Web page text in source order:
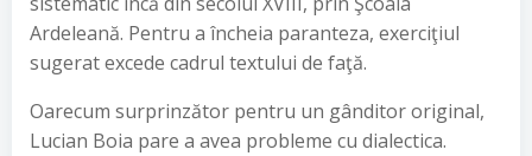
Ardeleană. Pentru a încheia paranteza, exerciţiul
sugerat excede cadrul textului de faţă.
Oarecum surprinzător pentru un gânditor original,
Lucian Boia pare a avea probleme cu dialectica.